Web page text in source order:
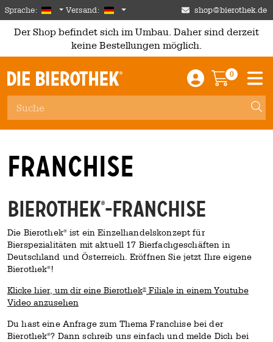
Skip to main content
Sprache: German
Versand: Deutschland shop@bierothek.de
Der Shop befindet sich im Umbau. Daher sind derzeit
keine Bestellungen möglich.
Einloggen /
0
Franchise
Bierothek®-Franchise
Die Bierothek® ist ein Einzelhandelskonzept für
Bierspezialitäten mit aktuell 17 Bierfachgeschäften in
Deutschland und Österreich. Eröffnen Sie jetzt Ihre eigene
Bierothek® !
Klicke hier, um dir eine Bierothek® Filiale in einem Youtube
Video anzusehen
Du hast eine Anfrage zum Thema Franchise bei der
Bierothek®? Dann schreib uns einfach und melde Dich bei